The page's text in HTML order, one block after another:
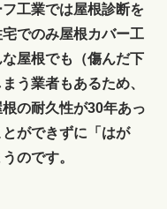
工業では屋根診断を
でのみ屋根カバー工
屋根でも（傷んだ下
う業者もあるため、
の耐久性が30年あっ
ができずに「はが
のです。